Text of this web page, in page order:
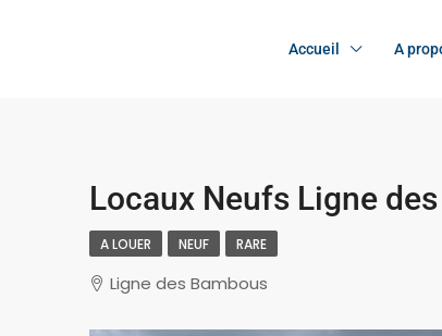
Accueil A
Locaux Neufs Ligne
A LOUER NEUF RARE
Ligne des Bambous